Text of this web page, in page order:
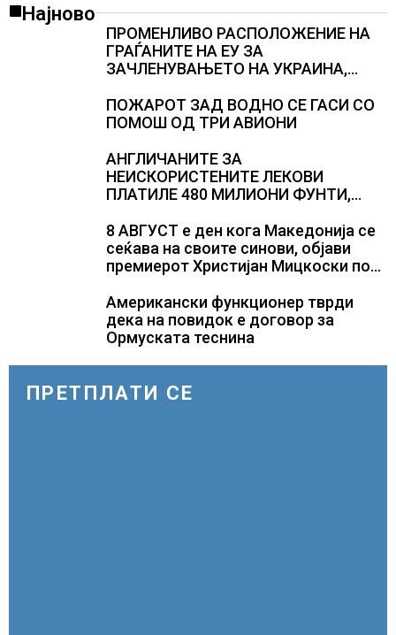
Најново
ПРОМЕНЛИВО РАСПОЛОЖЕНИЕ НА
ГРАЃАНИТЕ НА ЕУ ЗА
ЗАЧЛЕНУВАЊЕТО НА УКРАИНА,
Полска, Франција и Германија
ПОЖАРОТ ЗАД ВОДНО СЕ ГАСИ СО
ПОМОШ ОД ТРИ АВИОНИ
АНГЛИЧАНИТЕ ЗА
НЕИСКОРИСТЕНИТЕ ЛЕКОВИ
ПЛАТИЛЕ 480 МИЛИОНИ ФУНТИ,
само лекови што навистина им се
потребни
8 АВГУСТ е ден кога Македонија се
сеќава на своите синови, објави
премиерот Христијан Мицкоски по
загинувањето на десетмината
прилепски бранители
Американски функционер тврди
дека на повидок е договор за
Ормуската теснина
ПРЕТПЛАТИ СЕ